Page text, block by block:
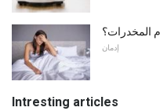
المخدرات؟
إدمان
Intresting articles